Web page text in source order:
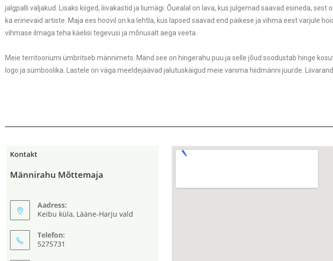
jalgpalli väljakud. Lisaks kiiged, liivakastid ja liumägi. Õuealal on lava, kus julgemad saavad esineda,
ka erinevaid artiste. Maja ees hoovil on ka lehtla, kus lapsed saavad end päikese ja vihma eest varjule
vihmase ilmaga teha käelisi tegevusi ja mõnusalt aega veeta.
Meie territooriumi ümbritseb männimets. Mänd see on hingerahu puu ja selle jõud soodustab hinge
logo ja sümboolika. Lastele on väga meeldejäävad jalutuskäigud meie vanima hiidmänni juurde.
Kontakt
Männirahu Mõttemaja
Aadress:
Keibu küla, Lääne-Harju vald
Telefon:
5275731